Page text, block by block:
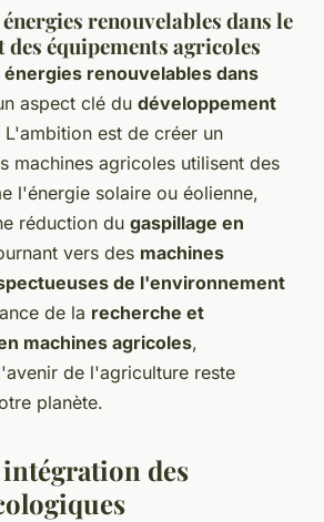
renouvelables dans le
équipements agricoles
renouvelables dans
aspect clé du développement
L'ambition est de créer un
machines agricoles utilisent des
l'énergie solaire ou éolienne,
réduction du gaspillage en
vers des machines
de l'environnement
de la recherche et
machines agricoles,
de l'agriculture reste
planète.
des